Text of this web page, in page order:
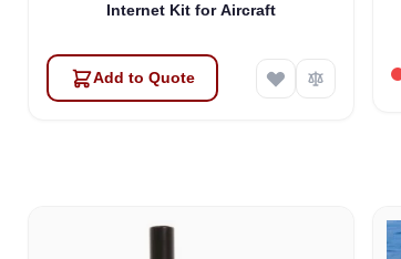
Internet Kit for Aircraft
Add to Quote